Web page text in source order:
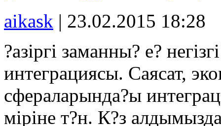
aikask | 23.02.2015 18:28
?азіргі заманны? е?
интеграциясы. Саясат,
сфераларында?ы
міріне т?н. К?з